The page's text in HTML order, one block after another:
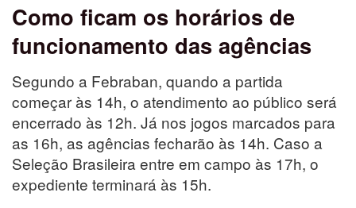
Como ficam os horários de
funcionamento das agências
Segundo a Febraban, quando a partida
começar às 14h, o atendimento ao público será
encerrado às 12h. Já nos jogos marcados para
as 16h, as agências fecharão às 14h. Caso a
Seleção Brasileira entre em campo às 17h, o
expediente terminará às 15h.